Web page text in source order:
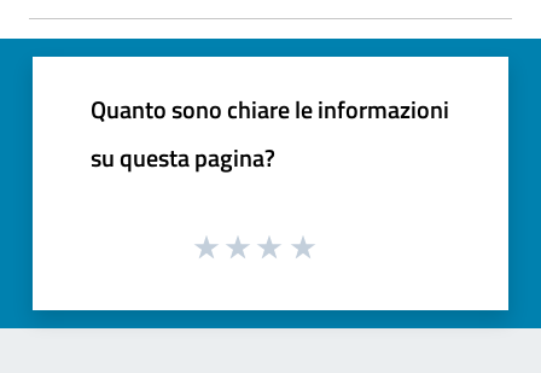
Quanto sono chiare le informazioni
su questa pagina?